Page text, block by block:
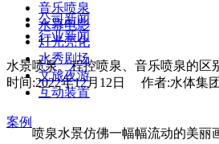
音乐喷泉
水幕电影
灯光亮化
水秀剧场
文旅夜游
互动装置
案例
公司新闻
行业新闻
水景喷泉、程控喷泉、音乐喷泉的区
时间:2022年12月12日 作者:水体集
喷泉水景仿佛一幅幅流动的美丽画